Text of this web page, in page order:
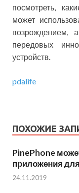
посмотреть,
может
возрождением,
передовых
устройств.
pdalife
ПОХОЖИЕ
PinePhone
приложения
24.11.2019